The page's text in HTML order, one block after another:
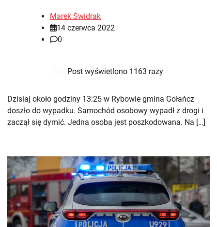
Marek Świdrak
14 czerwca 2022
0
Post wyświetlono 1163 razy
Dzisiaj około godziny 13:25 w Rybowie gmina Gołańcz
doszło do wypadku. Samochód osobowy wypadł z drogi i
zaczął się dymić. Jedna osoba jest poszkodowana. Na […]